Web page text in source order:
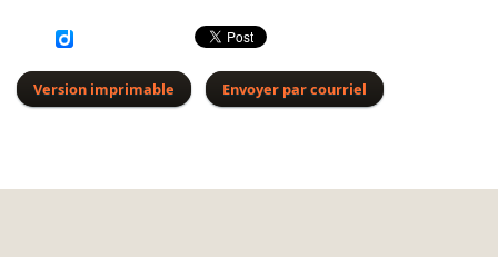
Directeurs de la Bibliothèque nationale du XIVe siècle à nos jours
Listes et biographies des directeurs de départements
Implantations de la Bibliothèque nationale de France
Version imprimable Envoyer par courriel